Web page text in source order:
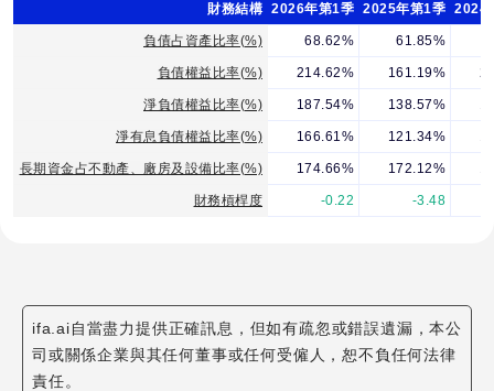
財務結構 2026年第1季 2025年第1季 2024
負債占資產比率(%) 68.62% 61.85%
負債權益比率(%) 214.62% 161.19%
淨負債權益比率(%) 187.54% 138.57%
淨有息負債權益比率(%) 166.61% 121.34%
長期資金占不動產、廠房及設備比率(%) 174.66% 172.12%
財務槓桿度 -0.22 -3.48
ifa.ai自當盡力提供正確訊息，但如有疏忽或錯誤遺漏，本公
司或關係企業與其任何董事或任何受僱人，恕不負任何法律
責任。